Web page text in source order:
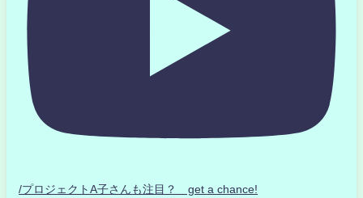
/プロジェクトA子さんも注目？ get a chance!